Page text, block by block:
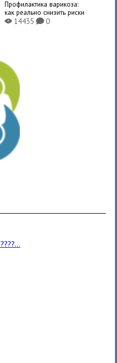
Профилактика варикоза:
как реально снизить риски
X14435 K0